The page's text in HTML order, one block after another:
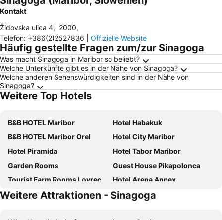
Kontakt
Židovska ulica 4, 2000,
Telefon: +386(2)2527836 Offizielle Website
Häufig gestellte Fragen zum/zur Sinagoga
Was macht Sinagoga in Maribor so beliebt?
Welche Unterkünfte gibt es in der Nähe von Sinagoga?
Welche anderen Sehenswürdigkeiten sind in der Nähe von
Sinagoga?
Weitere Top Hotels
B&B HOTEL Maribor
Hotel Habakuk
B&B HOTEL Maribor Orel
Hotel City Maribor
Hotel Piramida
Hotel Tabor Maribor
Garden Rooms
Guest House Pikapolonca
Tourist Farm Rooms Lovrec
Hotel Arena Annex
Gril Ranca pod Pohorjem
Hotel Bellevue
Weitere Attraktionen - Sinagoga